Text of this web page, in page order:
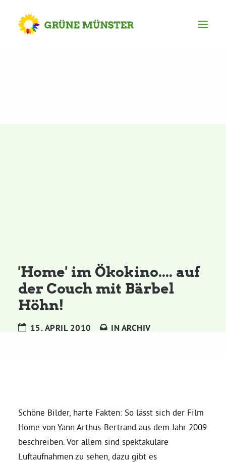
Grünes Zentrum
Personen
Josefine Paul, MdL
Robin Korte, MdL
'Home' im Ökokino.... auf
der Couch mit Bärbel
Höhn!
15. APRIL 2010 INARCHIV
Schöne Bilder, harte Fakten: So lässt sich der Film
Home von Yann Arthus-Bertrand aus dem Jahr 2009
beschreiben. Vor allem sind spektakuläre
Luftaufnahmen zu sehen, dazu gibt es